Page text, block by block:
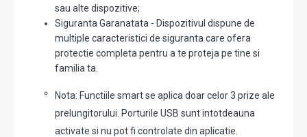
sau alte dispozitive;
Siguranta Garanatata - Dispozitivul dispune de
multiple caracteristici de siguranta care ofera
protectie completa pentru a te proteja pe tine si
familia ta.
Nota: Functiile smart se aplica doar celor 3 prize ale
prelungitorului. Porturile USB sunt intotdeauna
activate si nu pot fi controlate din aplicatie.